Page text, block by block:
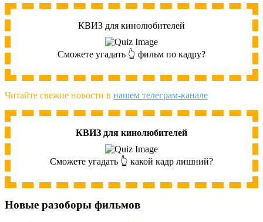
КВИЗ для кинолюбителей
Сможете угадать 👆 фильм по кадру?
Читайте свежие новости в нашем телеграм-канале
КВИЗ для кинолюбителей
Сможете угадать 👆 какой кадр лишний?
Новые разоборы фильмов